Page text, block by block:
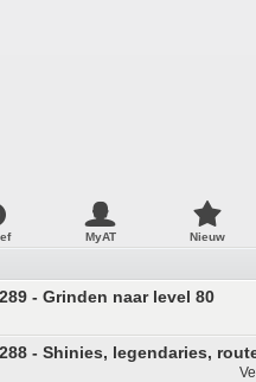
MyAT Nieuw
- Grinden naar level 80
- Shinies, legendaries,